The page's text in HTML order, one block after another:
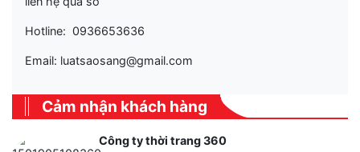
Hotline: 0936653636
Email: luatsaosang@gmail.com
Cảm nhận khách hàng
Công ty thời trang 360